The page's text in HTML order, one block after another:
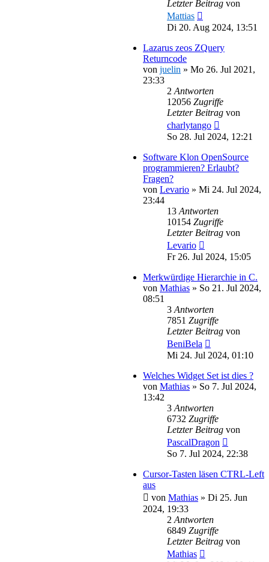
Letzter Beitrag von
Mattias
Di 20. Aug 2024, 13:51
Lazarus zeos ZQuery
Returncode
von juelin » Mo 26. Jul 2021,
23:33
2 Antworten
12056 Zugriffe
Letzter Beitrag von
charlytango
So 28. Jul 2024, 12:21
Software Klon OpenSource
programmieren? Erlaubt?
Fragen?
von Levario » Mi 24. Jul 2024,
23:44
13 Antworten
10154 Zugriffe
Letzter Beitrag von
Levario
Fr 26. Jul 2024, 15:05
Merkwürdige Hierarchie in C.
von Mathias » So 21. Jul 2024,
08:51
3 Antworten
7851 Zugriffe
Letzter Beitrag von
BeniBela
Mi 24. Jul 2024, 01:10
Welches Widget Set ist dies ?
von Mathias » So 7. Jul 2024,
13:42
3 Antworten
6732 Zugriffe
Letzter Beitrag von
PascalDragon
So 7. Jul 2024, 22:38
Cursor-Tasten läsen CTRL-Left
aus
von Mathias » Di 25. Jun
2024, 19:33
2 Antworten
6849 Zugriffe
Letzter Beitrag von
Mathias